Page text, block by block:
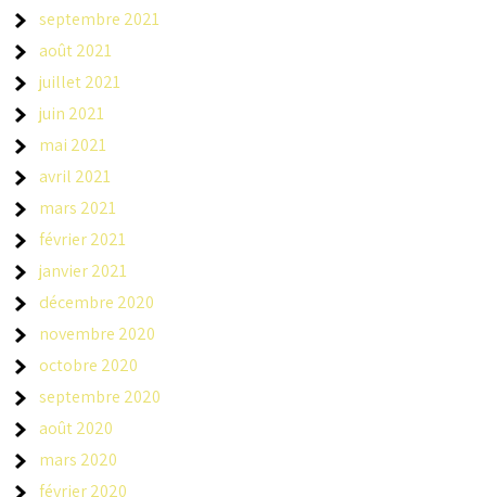
septembre 2021
août 2021
juillet 2021
juin 2021
mai 2021
avril 2021
mars 2021
février 2021
janvier 2021
décembre 2020
novembre 2020
octobre 2020
septembre 2020
août 2020
mars 2020
février 2020